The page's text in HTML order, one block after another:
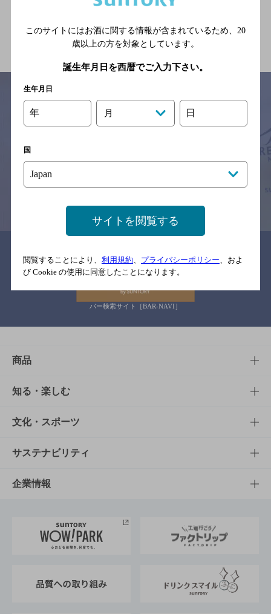
関連ページ
サイトマップ 利用規約
念のためお店にご確認の上ご来店くださいますようお願い申し上げま
バー検索サイト［BAR-NAVI］
商品
商品TOP
商品一覧
商品発売情報
栄養成分一覧
知る・楽しむ
知る・楽しむTOP
キャンペーン
工場見学
地域情報
文化・スポーツ
文化・スポーツTOP
サントリーホール
サントリーサンバーズ大阪
サステナビリティ
サステナビリティTOP
サントリーが考えるサステナビリティ経営
企業情報
企業概要
このサイトにはお酒に関する情報が含まれているため、 20
歳以上の方を対象としています。
誕生年月日を西暦でご入力下さい。
生年月日
年 月 日
国
サイトを閲覧する
閲覧することにより、 利用規約 プライバシーポリシー 、およ
び Cookie の使用に同意したことになります。